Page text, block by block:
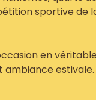
sportive de
en
estivale.